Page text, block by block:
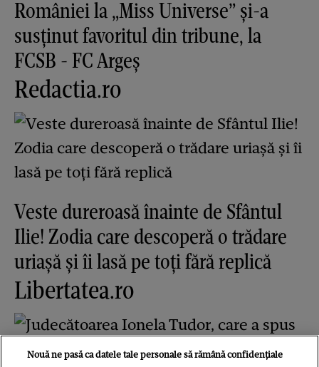
României la „Miss Universe” și-a
susținut favoritul din tribune, la
FCSB - FC Argeș
Redactia.ro
Veste dureroasă înainte de Sfântul
Ilie! Zodia care descoperă o trădare
uriașă și îi lasă pe toți fără replică
Libertatea.ro
Nouă ne pasă ca datele tale personale să rămână confidențiale